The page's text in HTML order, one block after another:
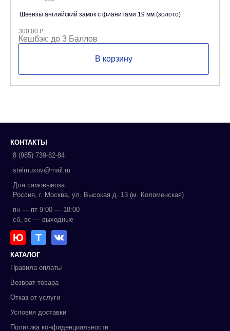
Швензы английский замок с фианитами 19 мм (золото)
300,00 ₽
Кешбэк: до 3 Баллов
В корзину
КОНТАКТЫ
8 (985) 739-82-84
stelmuxov@mail.ru
Для самовывоза:
Россия, г. Москва, ул. Высокая д. 13 (м. Коломенская)
пн — пт 9:00 — 18:00
сб, вс — выходные
Ю Т
КАТАЛОГ
Правила оплаты
Возврат товара
Отказ от услуги
Условия доставки
Политика конфиденциальности